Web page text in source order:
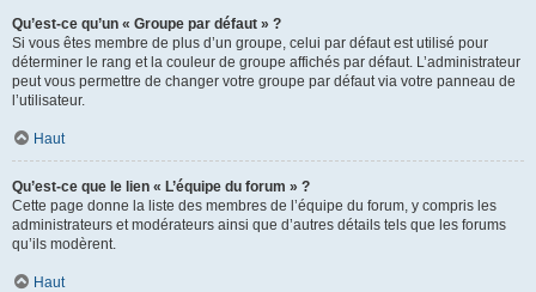
Qu’est-ce qu’un « Groupe par défaut » ?
Si vous êtes membre de plus d’un groupe, celui par défaut est utilisé pour
déterminer le rang et la couleur de groupe affichés par défaut. L’administrateur
peut vous permettre de changer votre groupe par défaut via votre panneau de
l’utilisateur.
Haut
Qu’est-ce que le lien « L’équipe du forum » ?
Cette page donne la liste des membres de l’équipe du forum, y compris les
administrateurs et modérateurs ainsi que d’autres détails tels que les forums
qu’ils modèrent.
Haut